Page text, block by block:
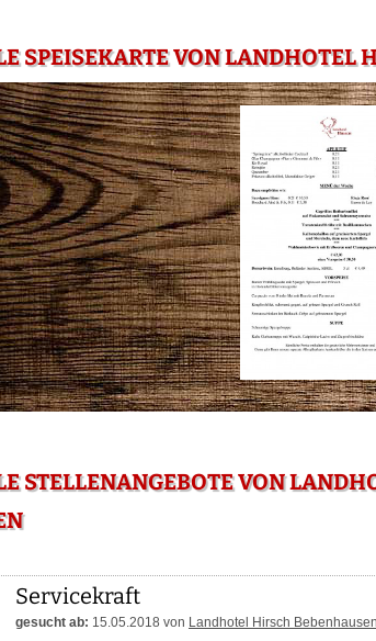
SPEISEKARTE VON LANDHOTEL
STELLENANGEBOTE VON
Servicekraft
gesucht ab: 15.05.2018 von Landhotel Hirsch Bebenhausen